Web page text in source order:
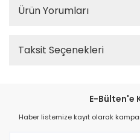
Ürün Yorumları
Taksit Seçenekleri
E-Bülten'e
Haber listemize kayıt olarak